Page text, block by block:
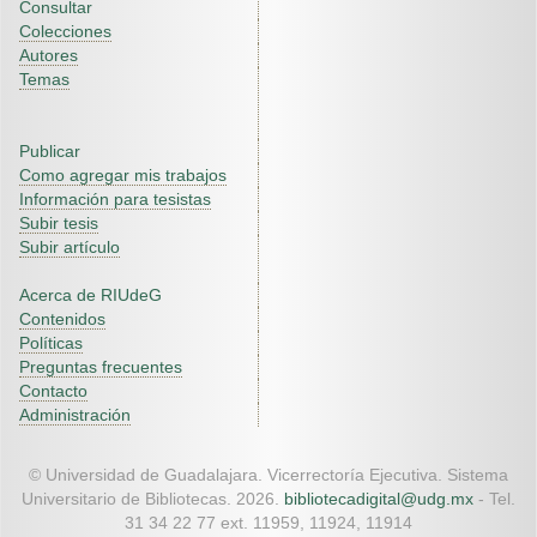
Consultar
Colecciones
Autores
Temas
Publicar
Como agregar mis trabajos
Información para tesistas
Subir tesis
Subir artículo
Acerca de RIUdeG
Contenidos
Políticas
Preguntas frecuentes
Contacto
Administración
© Universidad de Guadalajara. Vicerrectoría Ejecutiva. Sistema
Universitario de Bibliotecas. 2026. bibliotecadigital@udg.mx - Tel.
31 34 22 77 ext. 11959, 11924, 11914